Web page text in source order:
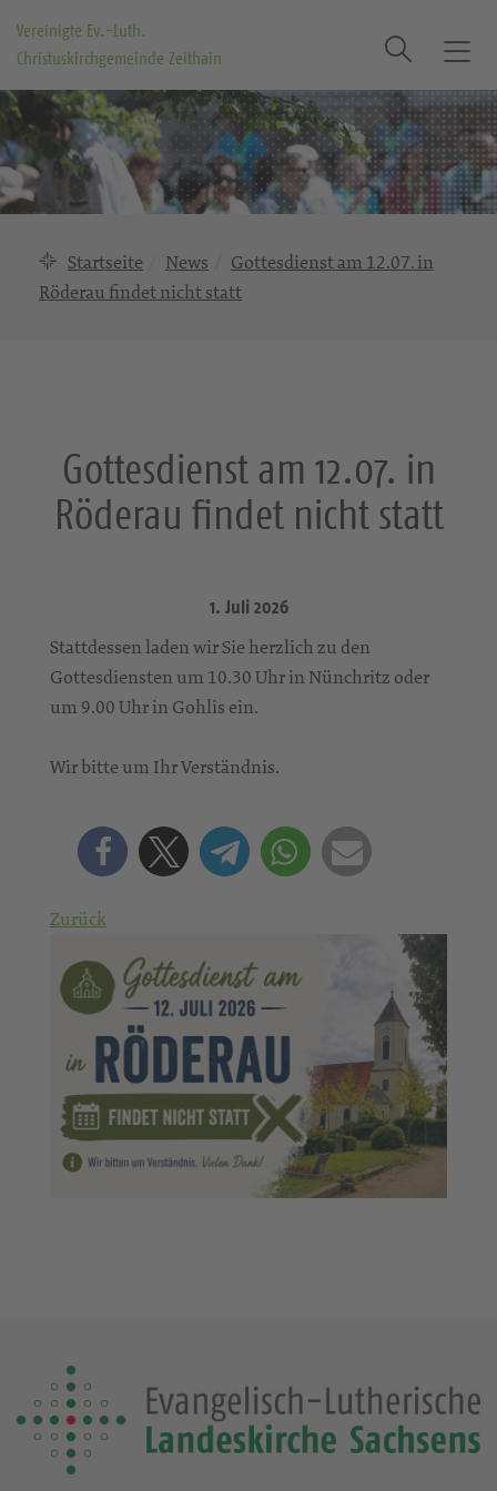
Vereinigte Ev.-Luth.
Christuskirchgemeinde Zeithain
T
o
g
g
l
e
n
Suche
Startseite News
Gottesdienst am 12.07. in
Röderau findet nicht statt
Gottesdienst am 12.07. in
Röderau findet nicht statt
1. Juli 2026
Stattdessen laden wir Sie herzlich zu den
Gottesdiensten um 10.30 Uhr in Nünchritz oder
um 9.00 Uhr in Gohlis ein.
Wir bitte um Ihr Verständnis.
Zurück